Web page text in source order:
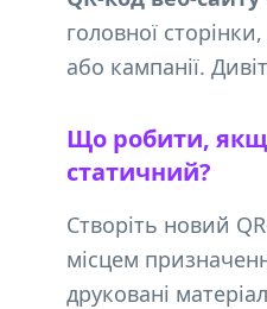
головної
або кампанії.
Що робити,
статичний?
Створіть новий
місцем
друковані